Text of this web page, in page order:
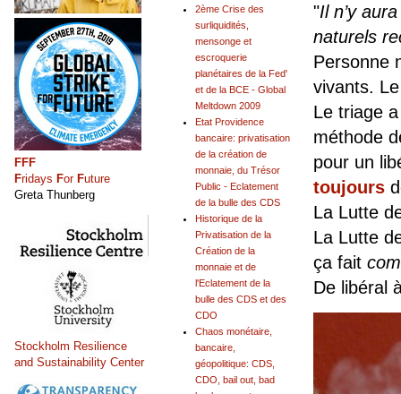
"Il n’y
naturels
Personne
vivants.
Le triage
méthode
pour un
toujours
La Lutte
La Lutte
ça fait
De libéral
2ème Crise des
surliquidités,
mensonge et
escroquerie
planétaires de la Fed'
et de la BCE - Global
Meltdown 2009
Etat Providence
bancaire: privatisation
de la création de
monnaie, du Trésor
Public - Eclatement
de la bulle des CDS
Historique de la
Privatisation de la
Création de la
monnaie et de
l'Eclatement de la
bulle des CDS et des
CDO
Chaos monétaire,
bancaire,
géopolitique: CDS,
CDO, bail out, bad
FFF
Fridays For Future
Greta Thunberg
Stockholm Resilience
and Sustainability Center